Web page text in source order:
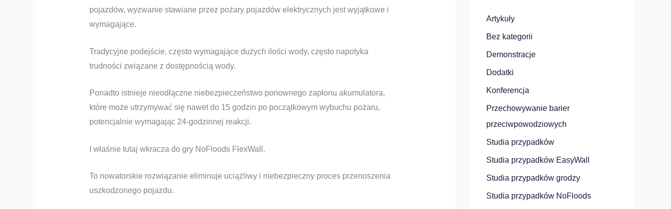
pojazdów, wyzwanie stawiane przez pożary pojazdów elektrycznych jest wyjątkowe i
wymagające.
Tradycyjne podejście, często wymagające dużych ilości wody, często napotyka
trudności związane z dostępnością wody.
Ponadto istnieje nieodłączne niebezpieczeństwo ponownego zapłonu akumulatora,
które może utrzymywać się nawet do 15 godzin po początkowym wybuchu pożaru,
potencjalnie wymagając 24-godzinnej reakcji.
I właśnie tutaj wkracza do gry NoFloods FlexWall.
To nowatorskie rozwiązanie eliminuje uciążliwy i niebezpieczny proces przenoszenia
uszkodzonego pojazdu.
Artykuły
Bez kategorii
Demonstracje
Dodatki
Konferencja
Przechowywanie barier
przeciwpowodziowych
Studia przypadków
Studia przypadków EasyWall
Studia przypadków grodzy
Studia przypadków NoFloods